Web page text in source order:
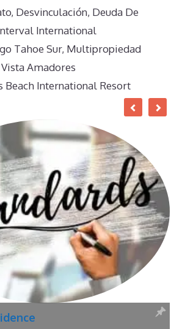
, Desvinculación, Deuda De
International
Tahoe Sur, Multipropiedad
Amadores
Beach International Resort